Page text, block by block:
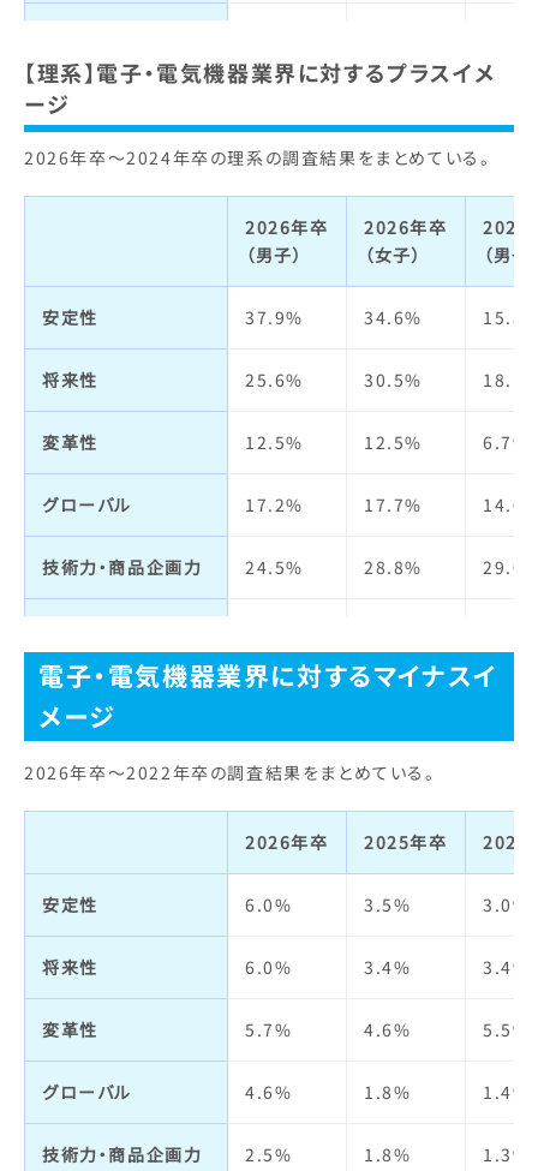
人材の質
明るさ・楽しさ 1.6% 1.8%
職場の人間関係 1.9% 2.3%
4.4% 7.3% 6.5%
労働時間
女性の活躍 1.0% 1.4% 1.2%
福利厚生制度 2.9% 4.0% 3.7%
定着率 2.8% 3.2% 3.3%
ブランドイメージ
ビジネスモデル 4.3% 2.8% 5.2%
12.1% 11.3%
人材の質 3.4% 1.3% 5.2%
明るさ・楽しさ
職場の人間関係 2.2% 1.5%
3.0% 4.6% 8.5%
休日・休暇・
1.3% 2.4% 4.7%
【理系】電子・電気機器業界に対するプラスイメ
ージ
2026年卒～2024年卒の理系の調査結果をまとめている。
2026年卒
（男子）
2026年卒
（女子）
2025
（男子
安定性 37.9% 34.6%
将来性 25.6% 30.5%
変革性 12.5% 12.5% 6.7%
グローバル 17.2% 17.7%
技術力・商品企画力 24.5% 28.8%
ブランドイメージ
ビジネスモデル
経営者 2.9% 1.4%
環境への取り組み
12.5% 11.1%
社会全体への影響力
人の役に立つ
実力主義・能力主義
仕事の魅力
電子・電気機器業界に対するマイナスイ
メージ
2026年卒～2022年卒の調査結果をまとめている。
2026年卒 2025年卒 2024
安定性 6.0% 3.5% 3.0%
将来性 6.0% 3.4% 3.4%
変革性 5.7% 4.6% 5.5%
グローバル 4.6% 1.8% 1.4%
技術力・商品企画力 2.5% 1.8% 1.3%